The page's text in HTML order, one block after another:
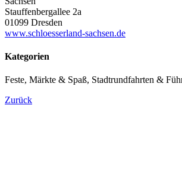
Stauffenbergallee 2a
01099 Dresden
www.schloesserland-sachsen.de
Kategorien
Feste, Märkte & Spaß, Stadtrundfahrten &
Zurück